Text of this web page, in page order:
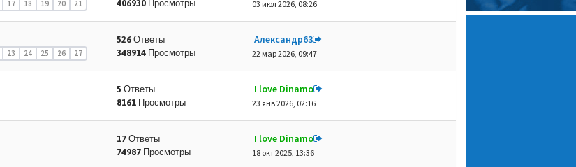
17 18 19 20 21
406930 Просмотры
03 июл 2026, 08:26
23 24 25 26 27
526 Ответы
348914 Просмотры
Александр63
22 мар 2026, 09:47
5 Ответы
8161 Просмотры
I love Dinamo
23 янв 2026, 02:16
17 Ответы
74987 Просмотры
I love Dinamo
18 окт 2025, 13:36